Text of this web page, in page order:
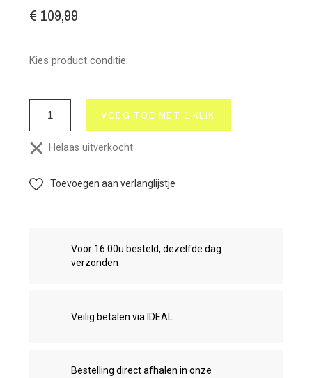
€ 109,99
Kies product conditie:
VOEG TOE MET 1 KLIK
Helaas uitverkocht
Toevoegen aan verlanglijstje
Voor 16.00u besteld, dezelfde dag
verzonden
Veilig betalen via IDEAL
Bestelling direct afhalen in onze